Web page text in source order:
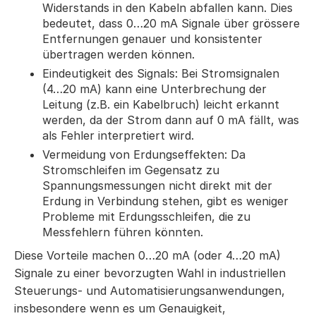
Widerstands in den Kabeln abfallen kann. Dies
bedeutet, dass 0…20 mA Signale über grössere
Entfernungen genauer und konsistenter
übertragen werden können.
Eindeutigkeit des Signals: Bei Stromsignalen
(4…20 mA) kann eine Unterbrechung der
Leitung (z.B. ein Kabelbruch) leicht erkannt
werden, da der Strom dann auf 0 mA fällt, was
als Fehler interpretiert wird.
Vermeidung von Erdungseffekten: Da
Stromschleifen im Gegensatz zu
Spannungsmessungen nicht direkt mit der
Erdung in Verbindung stehen, gibt es weniger
Probleme mit Erdungsschleifen, die zu
Messfehlern führen könnten.
Diese Vorteile machen 0…20 mA (oder 4…20 mA)
Signale zu einer bevorzugten Wahl in industriellen
Steuerungs- und Automatisierungsanwendungen,
insbesondere wenn es um Genauigkeit,